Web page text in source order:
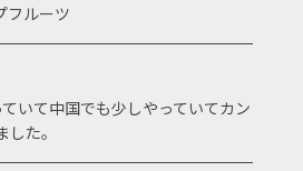
フルーツ
いて中国でも少しやっていてカン
た。